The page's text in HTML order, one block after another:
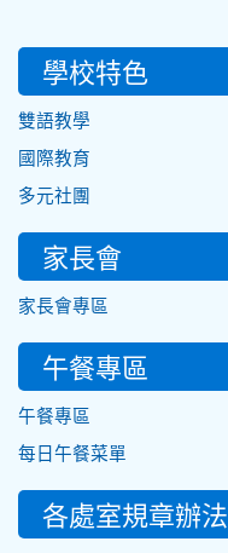
學校特色
雙語教學
國際教育
多元社團
家長會
家長會專區
午餐專區
午餐專區
每日午餐菜單
各處室規章辦法